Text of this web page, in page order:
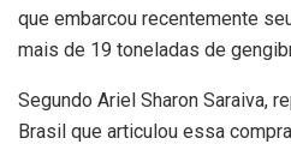
que embarcou recentemente
mais de 19 toneladas de
Segundo Ariel Sharon Saraiva,
Brasil que articulou essa